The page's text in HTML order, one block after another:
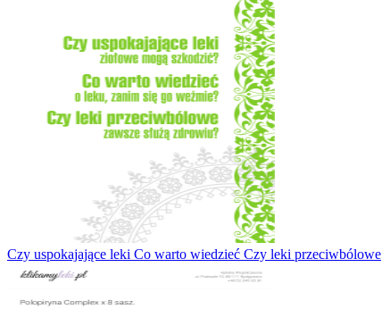
Czy uspokajające leki Co warto wiedzieć Czy leki przeciwbólowe